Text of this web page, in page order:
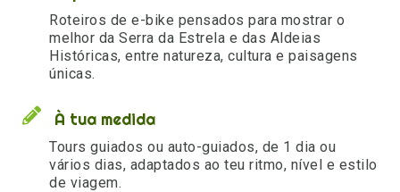
Roteiros de e-bike pensados para mostrar o
melhor da Serra da Estrela e das Aldeias
Históricas, entre natureza, cultura e paisagens
únicas.
À tua medida
Tours guiados ou auto-guiados, de 1 dia ou
vários dias, adaptados ao teu ritmo, nível e estilo
de viagem.